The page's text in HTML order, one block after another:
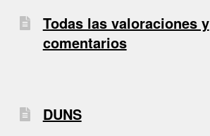
Todas las valoraciones y
comentarios
DUNS